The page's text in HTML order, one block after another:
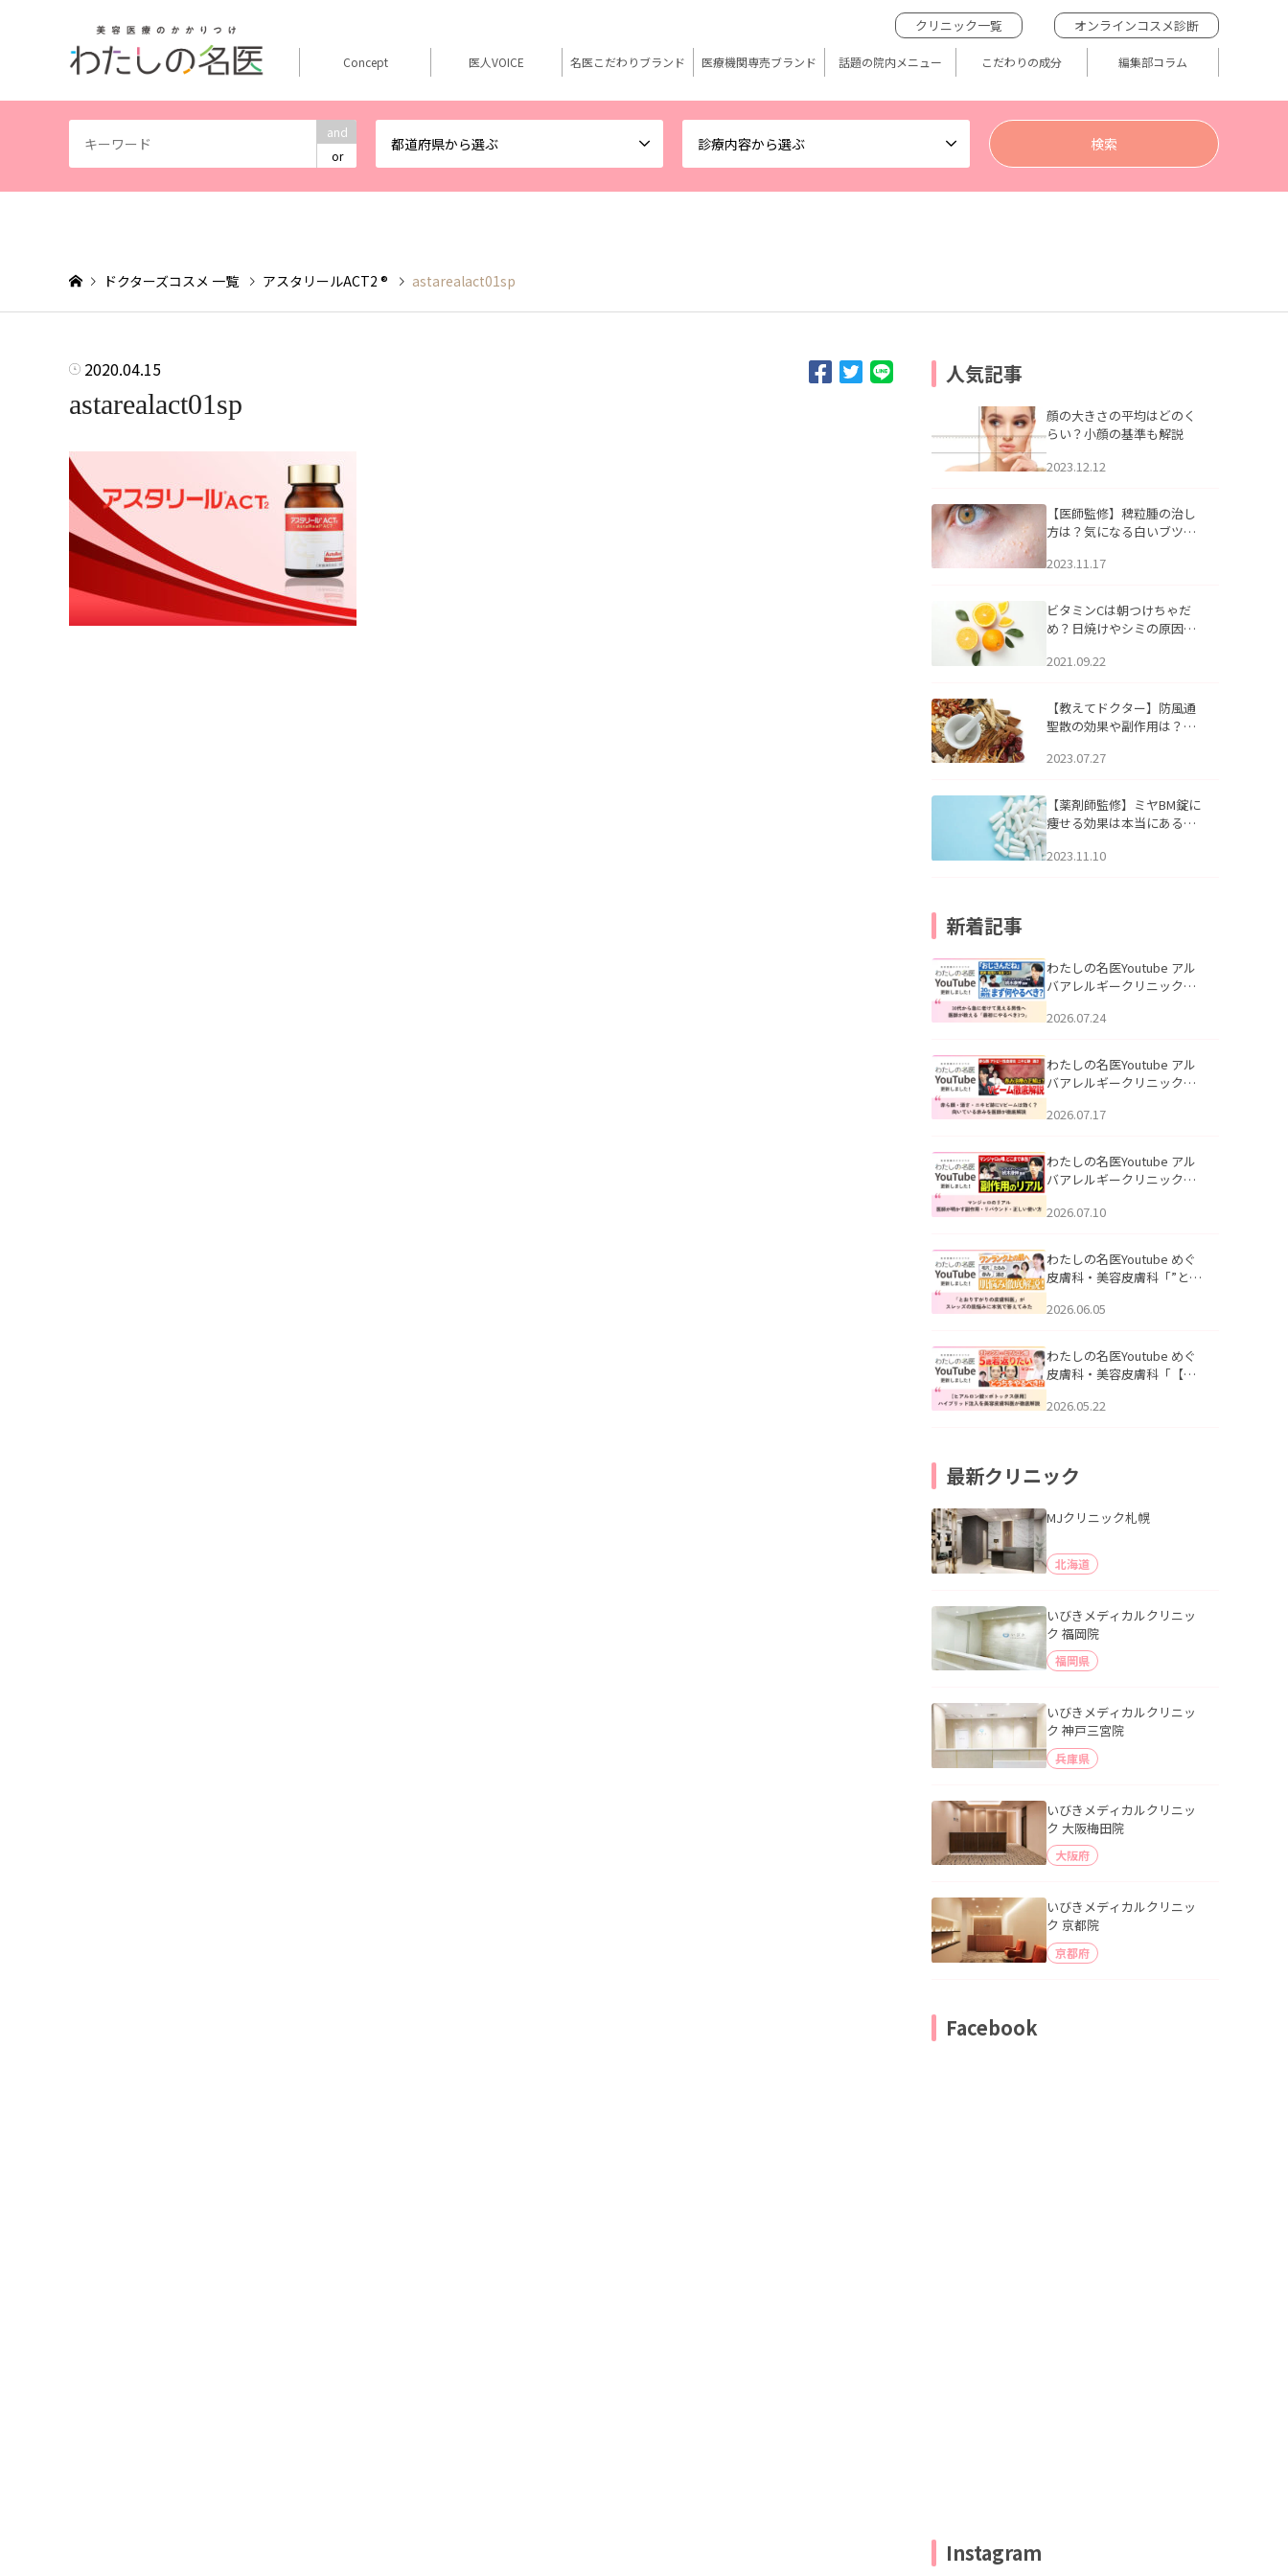
and
or
都道府県から選ぶ 診療内容から選ぶ
クリニック一覧 オンラインコスメ診断
Concept 医人VOICE 名医こだわりブランド 医療機関専売ブランド 話題の院内メニュー こだわりの成分 編集部コラム
ドクターズコスメ 一覧 アスタリールACT2 ® astarealact01sp
2020.04.15
astarealact01sp
人気記事
顔の大きさの平均はどのく
らい？小顔の基準も解説
2023.12.12
【医師監修】稗粒腫の治し
方は？気になる白いブツブ
アについて
2023.11.17
ビタミンCは朝つけちゃだ
め？日焼けやシミの原因に
2021.09.22
【教えてドクター】防風通
聖散の効果や副作用は？長
2023.07.27
【薬剤師監修】ミヤBM錠に
痩せる効果は本当にある
2023.11.10
新着記事
わたしの名医Youtube アル
バアレルギークリニック札
える男性へ｜医師が教える
公開いたしました。
2026.07.24
わたしの名医Youtube アル
バアレルギークリニック札
跡にVビームは効く？向いて
説」を公開いたしました。
2026.07.17
わたしの名医Youtube アル
バアレルギークリニック札
医師が明かす副作用・リバ
公開いたしました。
2026.07.10
わたしの名医Youtube めぐ
皮膚科・美容皮膚科「”とお
ッズの肌悩みに本気で答え
た。
2026.06.05
わたしの名医Youtube めぐ
皮膚科・美容皮膚科「【ヒ
用】ハイブリッド注入を美
2026.05.22
最新クリニック
MJクリニック札幌
北海道
いびきメディカルクリニッ
ク 福岡院
福岡県
いびきメディカルクリニッ
ク 神戸三宮院
兵庫県
いびきメディカルクリニッ
ク 大阪梅田院
大阪府
いびきメディカルクリニッ
ク 京都院
京都府
Facebook
Instagram